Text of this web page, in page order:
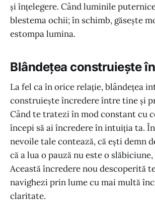
și înțelegere. Când luminile
blestema ochii; în schimb, găsește
estompa lumina.
Blândețea construiește
La fel ca în orice relație, blândețea
construiește încredere între tine și
Când te tratezi în mod constant cu
începi să ai încredere în intuiția ta.
nevoile tale contează, că ești demn
că a lua o pauză nu este o
Această încredere nou descoperită
navighezi prin lume cu mai multă
claritate.